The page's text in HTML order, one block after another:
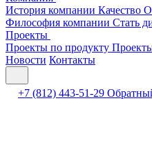
История компании Качество
Философия компании Стать
Проекты
Проекты по продукту
Новости Контакты
+7 (812) 443-51-29